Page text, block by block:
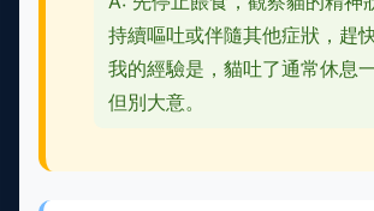
持續嘔吐或伴隨其他症狀，趕快
我的經驗是，貓吐了通常休息
但別大意。